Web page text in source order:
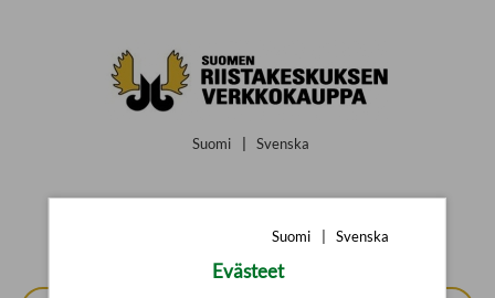
Suomi Svenska
Suomi Svenska
Evästeet